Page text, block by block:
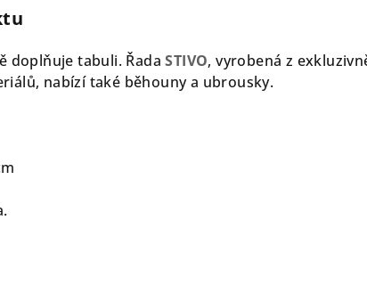
doplňuje tabuli. Řada STIVO, vyrobená z
nabízí také běhouny a ubrousky.